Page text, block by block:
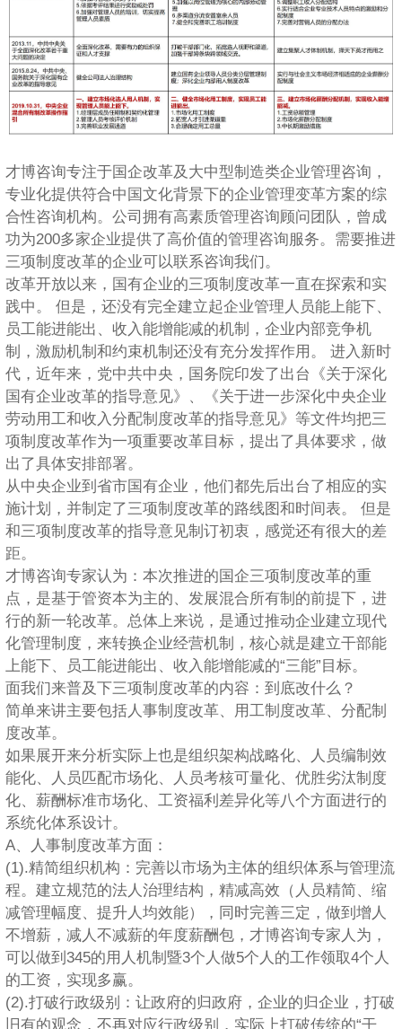
才博咨询专注于国企改革及大中型制造类企业管理咨询，
专业化提供符合中国文化背景下的企业管理变革方案的综
合性咨询机构。公司拥有高素质管理咨询顾问团队，曾成
功为200多家企业提供了高价值的管理咨询服务。需要推进
三项制度改革的企业可以联系咨询我们。
改革开放以来，国有企业的三项制度改革一直在探索和实
践中。 但是，还没有完全建立起企业管理人员能上能下、
员工能进能出、收入能增能减的机制，企业内部竞争机
制，激励机制和约束机制还没有充分发挥作用。 进入新时
代，近年来，党中共中央，国务院印发了出台《关于深化
国有企业改革的指导意见》、《关于进一步深化中央企业
劳动用工和收入分配制度改革的指导意见》等文件均把三
项制度改革作为一项重要改革目标，提出了具体要求，做
出了具体安排部署。
从中央企业到省市国有企业，他们都先后出台了相应的实
施计划，并制定了三项制度改革的路线图和时间表。 但是
和三项制度改革的指导意见制订初衷，感觉还有很大的差
距。
才博咨询专家认为：本次推进的国企三项制度改革的重
点，是基于管资本为主的、发展混合所有制的前提下，进
行的新一轮改革。总体上来说，是通过推动企业建立现代
化管理制度，来转换企业经营机制，核心就是建立干部能
上能下、员工能进能出、收入能增能减的“三能”目标。
面我们来普及下三项制度改革的内容：到底改什么？
简单来讲主要包括人事制度改革、用工制度改革、分配制
度改革。
如果展开来分析实际上也是组织架构战略化、人员编制效
能化、人员匹配市场化、人员考核可量化、优胜劣汰制度
化、薪酬标准市场化、工资福利差异化等八个方面进行的
系统化体系设计。
A、人事制度改革方面：
(1).精简组织机构：完善以市场为主体的组织体系与管理流
程。建立规范的法人治理结构，精减高效（人员精简、缩
减管理幅度、提升人均效能），同时完善三定，做到增人
不增薪，减人不减薪的年度薪酬包，才博咨询专家人为，
可以做到345的用人机制暨3个人做5个人的工作领取4个人
的工资，实现多赢。
(2).打破行政级别：让政府的归政府，企业的归企业，打破
旧有的观念，不再对应行政级别，实际上打破传统的“干